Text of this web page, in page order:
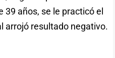
39 años, se le practicó el
arrojó resultado negativo.